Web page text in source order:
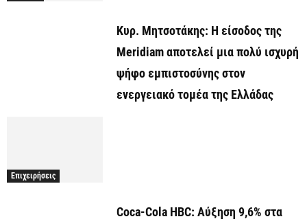
Κυρ. Μητσοτάκης: Η είσοδος της
Meridiam αποτελεί μια πολύ ισχυρή
ψήφο εμπιστοσύνης στον
ενεργειακό τομέα της Ελλάδας
Επιχειρήσεις
Coca-Cola HBC: Αύξηση 9,6% στα